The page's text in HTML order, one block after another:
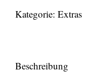
Kategorie: Extras
Beschreibung